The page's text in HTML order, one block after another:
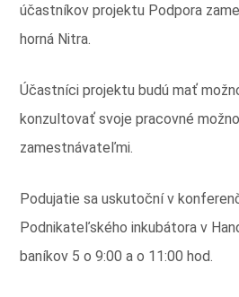
účastníkov projektu Podpora
horná Nitra.
Účastníci projektu budú mať
konzultovať svoje pracovné
zamestnávateľmi.
Podujatie sa uskutoční v
Podnikateľského inkubátora v
baníkov 5 o 9:00 a o 11:00 hod.